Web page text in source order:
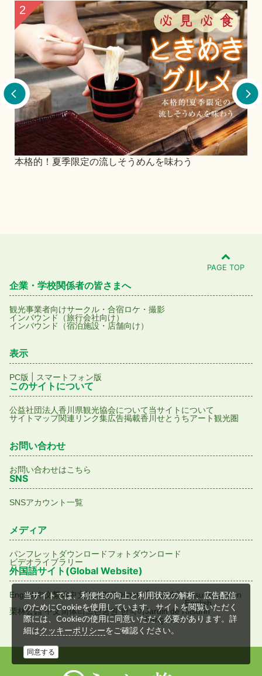
2
本格的！夏季限定の流しそうめんを味わう
PAGE TOP
企業・学校関係者の皆さまへ
観光事業者向けサークル・合宿ロケ・撮影
インバウンド（旅行会社向け）
インバウンド（宿泊施設・店舗向け）
表示
PC版 スマートフォン版
このサイトについて
公益社団法人香川県観光協会について当サイトについて
サイトマップ関連リンク集広告掲載香川せとうちアート観光圏
お問い合わせ
お問い合わせはこちら
SNS
SNSアカウント一覧
メディア
パンフレットダウンロードフォトダウンロード
ビデオライブラリー
外国語サイト(Global Website)
English中文繁体中文简体한국어ภาษาไทย日本語Ritsurin garden
English
栗林公园 中文简体리쓰린공원 한국어Jardin de Ritsurin
français
当サイトでは、利便性の向上と利用状況の解析、広告配信
のためにCookieを使用しています。サイトを閲覧いただく
際には、Cookieの使用に同意いただく必要があります。詳
細はクッキーポリシーをご確認ください。
同意する